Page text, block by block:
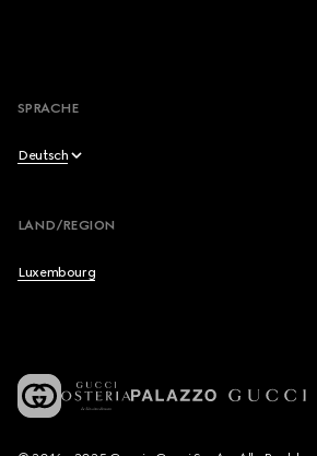
SPRACHE
Deutsch
English
Italiano
LAND/REGION
Luxembourg